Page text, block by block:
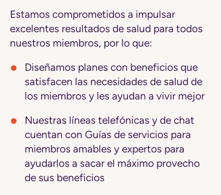
Estamos comprometidos a impulsar
excelentes resultados de salud para todos
nuestros miembros, por lo que:
Diseñamos planes con beneficios que
satisfacen las necesidades de salud de
los miembros y les ayudan a vivir mejor
Nuestras líneas telefónicas y de chat
cuentan con Guías de servicios para
miembros amables y expertos para
ayudarlos a sacar el máximo provecho
de sus beneficios